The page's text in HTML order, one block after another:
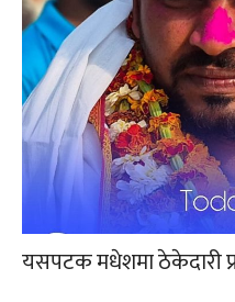
यसपटक मधेशमा ठेकेदारी